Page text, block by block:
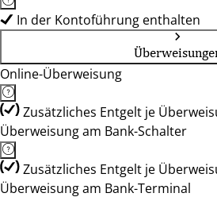
In der Kontoführung enthalten
Online-Überweisung
Zusätzliches Entgelt je
Überweisung am Bank-Schalter
Zusätzliches Entgelt je
Überweisung am Bank-Terminal